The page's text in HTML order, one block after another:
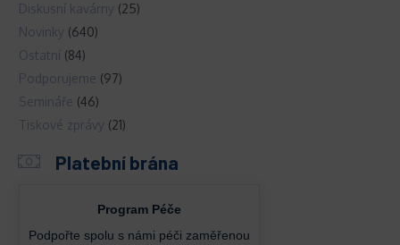
Diskusní kavárny (25)
Novinky (640)
Ostatní (84)
Podporujeme (97)
Semináře (46)
Tiskové zprávy (21)
Platební brána